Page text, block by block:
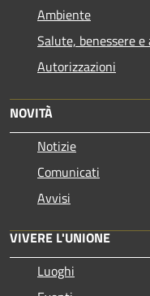
Ambiente
Salute, benessere e
Autorizzazioni
NOVITÀ
Notizie
Comunicati
Avvisi
VIVERE L'UNIONE
Luoghi